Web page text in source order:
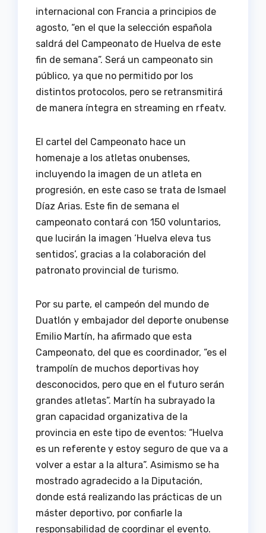
internacional con Francia a principios de
agosto, “en el que la selección española
saldrá del Campeonato de Huelva de este
fin de semana”. Será un campeonato sin
público, ya que no permitido por los
distintos protocolos, pero se retransmitirá
de manera íntegra en streaming en rfeatv.
El cartel del Campeonato hace un
homenaje a los atletas onubenses,
incluyendo la imagen de un atleta en
progresión, en este caso se trata de Ismael
Díaz Arias. Este fin de semana el
campeonato contará con 150 voluntarios,
que lucirán la imagen ‘Huelva eleva tus
sentidos’, gracias a la colaboración del
patronato provincial de turismo.
Por su parte, el campeón del mundo de
Duatlón y embajador del deporte onubense
Emilio Martín, ha afirmado que esta
Campeonato, del que es coordinador, “es el
trampolín de muchos deportivas hoy
desconocidos, pero que en el futuro serán
grandes atletas”. Martín ha subrayado la
gran capacidad organizativa de la
provincia en este tipo de eventos: “Huelva
es un referente y estoy seguro de que va a
volver a estar a la altura”. Asimismo se ha
mostrado agradecido a la Diputación,
donde está realizando las prácticas de un
máster deportivo, por confiarle la
responsabilidad de coordinar el evento.